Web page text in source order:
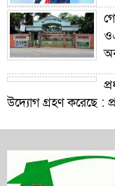
উদ্যোগ গ্রহণ করেছে :
বিতরণ ও শ্রেষ্ঠ প্রধান